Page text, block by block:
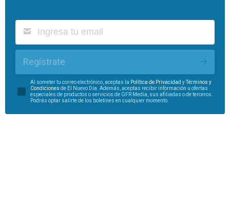
Regístrate
Al someter tu correo electrónico, aceptas la Política de Privacidad yTérminos y
Condiciones de El Nuevo Día. Además, aceptas recibir información u ofertas
especiales de productos o servicios de GFR Media, sus afiliadas o de terceros.
Podrás optar salirte de los boletines en cualquier momento.